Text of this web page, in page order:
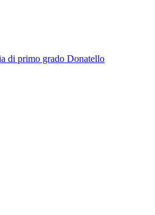
di primo grado Donatello